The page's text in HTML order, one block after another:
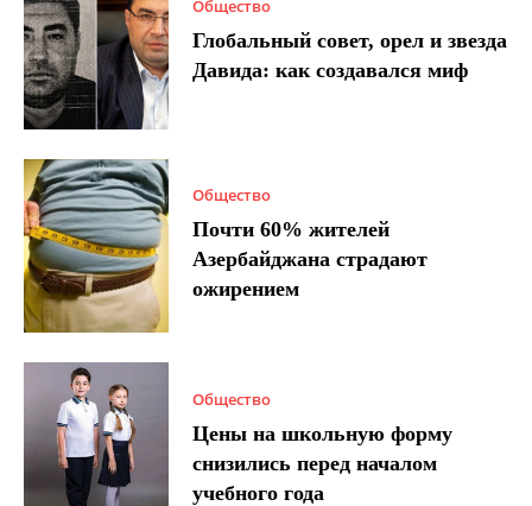
Общество
Глобальный совет, орел и звезда
Давида: как создавался миф
Общество
Почти 60% жителей
Азербайджана страдают
ожирением
Общество
Цены на школьную форму
снизились перед началом
учебного года